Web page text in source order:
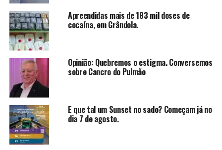
Apreendidas mais de 183 mil doses de
cocaína, em Grândola.
Opinião: Quebremos o estigma. Conversemos
sobre Cancro do Pulmão
E que tal um Sunset no sado? Começam já no
dia 7 de agosto.